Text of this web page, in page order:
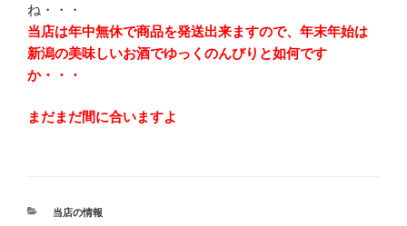
ね・・・
当店は年中無休で商品を発送出来ますので、年末年始は
新潟の美味しいお酒でゆっくのんびりと如何です
か・・・
まだまだ間に合いますよ
カ
当店の情報